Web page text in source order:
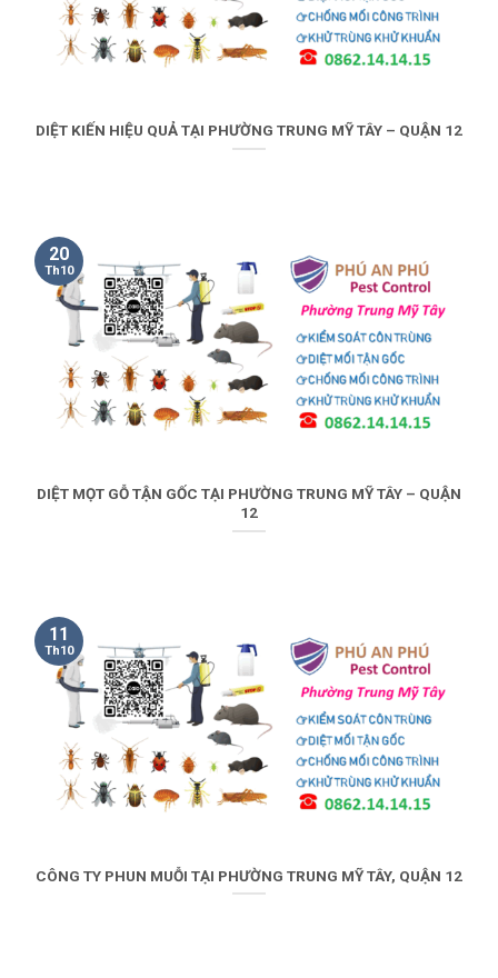
DIỆT KIẾN HIỆU QUẢ TẠI PHƯỜNG TRUNG MỸ TÂY – QUẬN 12
DIỆT MỌT GỖ TẬN GỐC TẠI PHƯỜNG TRUNG MỸ TÂY – QUẬN
12
20
Th10
CÔNG TY PHUN MUỖI TẠI PHƯỜNG TRUNG MỸ TÂY, QUẬN 12
11
Th10